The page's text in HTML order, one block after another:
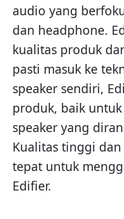
audio yang
dan headphone.
kualitas produk
pasti masuk ke
speaker sendiri,
produk, baik
speaker yang
Kualitas tinggi
tepat untuk
Edifier.